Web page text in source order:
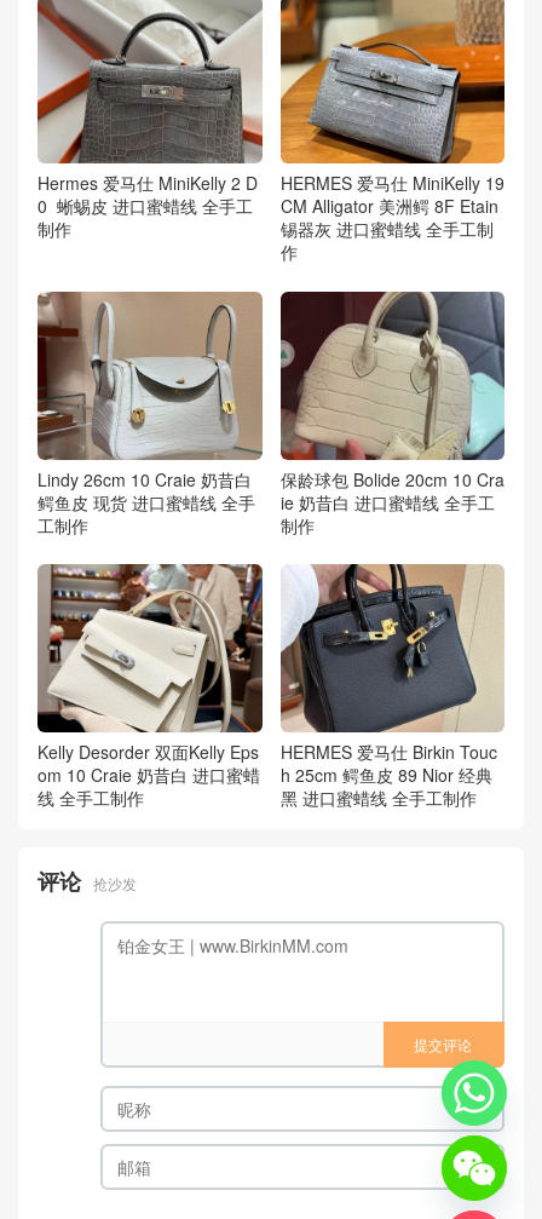
Hermes 爱马仕 MiniKelly 2 D
0 蜥蜴皮 进口蜜蜡线 全手工
制作
HERMES 爱马仕 MiniKelly 19
CM Alligator 美洲鳄 8F Etain
锡器灰 进口蜜蜡线 全手工制
作
Lindy 26cm 10 Craie 奶昔白
鳄鱼皮 现货 进口蜜蜡线 全手
工制作
保龄球包 Bolide 20cm 10 Cra
ie 奶昔白 进口蜜蜡线 全手工
制作
Kelly Desorder 双面Kelly Eps
om 10 Craie 奶昔白 进口蜜蜡
线 全手工制作
HERMES 爱马仕 Birkin Touc
h 25cm 鳄鱼皮 89 Nior 经典
黑 进口蜜蜡线 全手工制作
评论 抢沙发
提交评论